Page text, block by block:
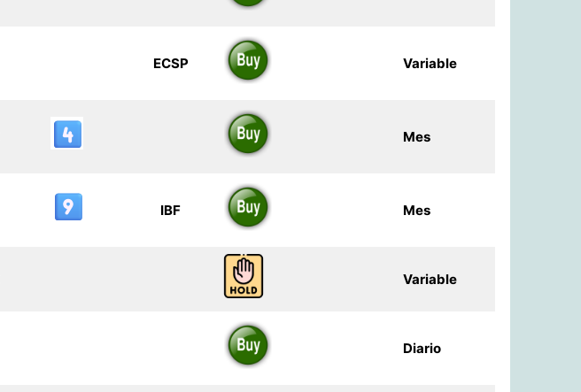
ECSP Variable
Mes
IBF Mes
Variable
Diario